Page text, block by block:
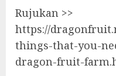
Rujukan >>
https://
things-that-you-
dragon-fruit-